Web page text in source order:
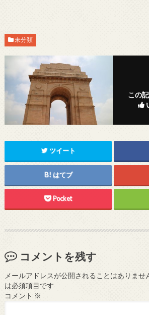
未分類
この
ツイート
はてブ
Pocket
コメントを残す
メールアドレスが公開されることはありませ
は必須項目です
コメント ※